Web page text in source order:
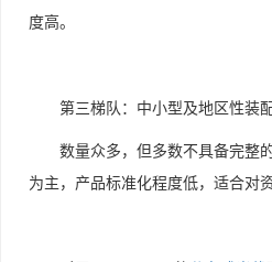
度高。
第三梯队：中小型及地区性装
数量众多，但多数不具备完整
为主，产品标准化程度低，适合对